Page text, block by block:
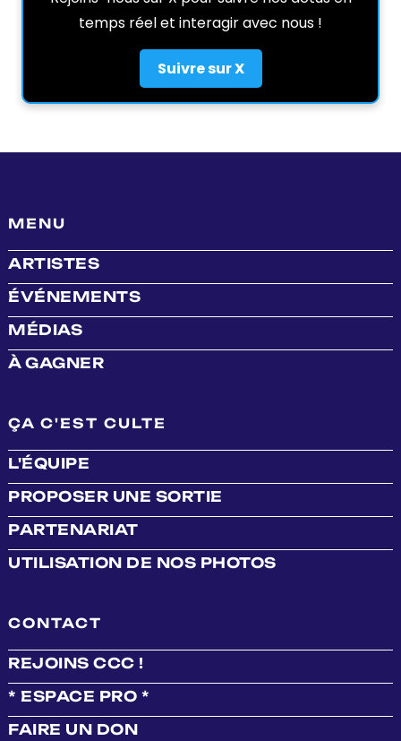
temps réel et interagir avec nous !
Suivre sur X
MENU
ARTISTES
ÉVÉNEMENTS
MÉDIAS
À GAGNER
ÇA C'EST CULTE
L'ÉQUIPE
PROPOSER UNE SORTIE
PARTENARIAT
UTILISATION DE NOS PHOTOS
CONTACT
REJOINS CCC !
* ESPACE PRO *
FAIRE UN DON